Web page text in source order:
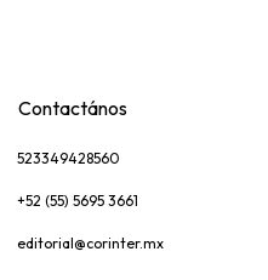
Contactános
523349428560
+52 (55) 5695 3661
editorial@corinter.mx